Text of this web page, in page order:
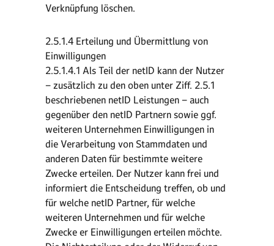
Verknüpfung löschen.
2.5.1.4 Erteilung und Übermittlung von
Einwilligungen
2.5.1.4.1 Als Teil der netID kann der Nutzer
– zusätzlich zu den oben unter Ziff. 2.5.1
beschriebenen netID Leistungen – auch
gegenüber den netID Partnern sowie ggf.
weiteren Unternehmen Einwilligungen in
die Verarbeitung von Stammdaten und
anderen Daten für bestimmte weitere
Zwecke erteilen. Der Nutzer kann frei und
informiert die Entscheidung treffen, ob und
für welche netID Partner, für welche
weiteren Unternehmen und für welche
Zwecke er Einwilligungen erteilen möchte.